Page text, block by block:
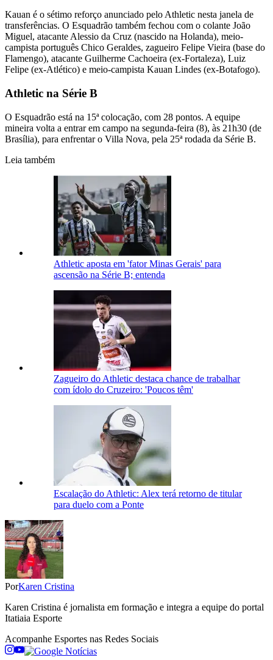
Kauan é o sétimo reforço anunciado pelo Athletic nesta janela de
transferências. O Esquadrão também fechou com o colante João
Miguel, atacante Alessio da Cruz (nascido na Holanda), meio-
campista português Chico Geraldes, zagueiro Felipe Vieira (base do
Flamengo), atacante Guilherme Cachoeira (ex-Fortaleza), Luiz
Felipe (ex-Atlético) e meio-campista Kauan Lindes (ex-Botafogo).
Athletic na Série B
O Esquadrão está na 15ª colocação, com 28 pontos. A equipe
mineira volta a entrar em campo na segunda-feira (8), às 21h30 (de
Brasília), para enfrentar o Villa Nova, pela 25ª rodada da Série B.
Leia também
Athletic aposta em 'fator Minas Gerais' para
ascensão na Série B; entenda
Zagueiro do Athletic destaca chance de trabalhar
com ídolo do Cruzeiro: 'Poucos têm'
Escalação do Athletic: Alex terá retorno de titular
para duelo com a Ponte
PorKaren Cristina
Karen Cristina é jornalista em formação e integra a equipe do portal
Itatiaia Esporte
Acompanhe Esportes nas Redes Sociais